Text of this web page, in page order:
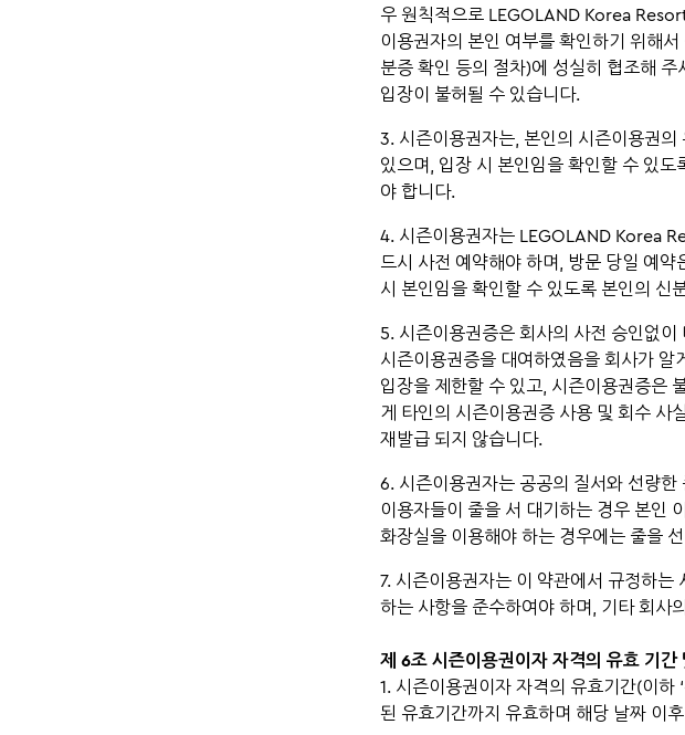
우 원칙적으로 LEGOLAND Korea
이용권자의 본인 여부를 확인하기 위해
분증 확인 등의 절차)에 성실히 협조해
입장이 불허될 수 있습니다.
3. 시즌이용권자는, 본인의 시즌이용권
있으며, 입장 시 본인임을 확인할 수 있
야 합니다.
4. 시즌이용권자는 LEGOLAND Korea
드시 사전 예약해야 하며, 방문 당일 예
시 본인임을 확인할 수 있도록 본인의 신
5. 시즌이용권증은 회사의 사전 승인없
시즌이용권증을 대여하였음을 회사가
입장을 제한할 수 있고, 시즌이용권증은
게 타인의 시즌이용권증 사용 및 회수 사
재발급 되지 않습니다.
6. 시즌이용권자는 공공의 질서와 선량
이용자들이 줄을 서 대기하는 경우 본인
화장실을 이용해야 하는 경우에는 줄을
7. 시즌이용권자는 이 약관에서 규정하
하는 사항을 준수하여야 하며, 기타 회사
제 6조 시즌이용권이자 자격의 유효 기간
1. 시즌이용권이자 자격의 유효기간(이하
된 유효기간까지 유효하며 해당 날짜 이